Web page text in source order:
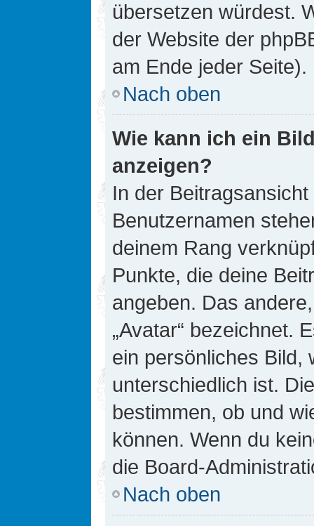
übersetzen würdest.
der Website der
am Ende jeder Seite).
Nach oben
Wie kann ich ein
anzeigen?
In der
Benutzernamen
deinem Rang
Punkte, die deine
angeben. Das
„Avatar“ bezeichnet.
ein persönliches Bild,
unterschiedlich ist.
bestimmen, ob und
können. Wenn du
die Board-
Nach oben